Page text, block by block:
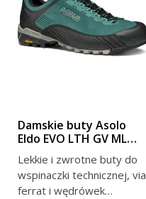
Damskie buty Asolo
Eldo EVO LTH GV ML
petroleum
Lekkie i zwrotne buty do
wspinaczki technicznej, via
ferrat i wędrówek